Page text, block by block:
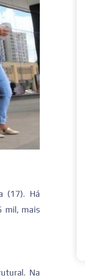
(17). Há
mil, mais
Na